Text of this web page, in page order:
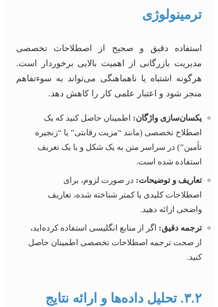
ترمینولوژی
استفاده دقیق و صحیح از اصطلاحات تخصصی
مدیریت بازرگانی از اهمیت بالایی برخوردار است.
هرگونه اشتباه یا ناهماهنگی می‌تواند به سوءتفاهم
منجر شود و اعتبار علمی کار را کاهش دهد.
یکسان‌سازی واژگان: اطمینان حاصل کنید که یک
اصطلاح تخصصی (مانند “مزیت رقابتی” یا “زنجیره
تأمین”) در سراسر متن به یک شکل و با یک تعریف
استفاده شده است.
تعاریف و توضیحات: در صورت لزوم، برای
اصطلاحات کلیدی یا کمتر شناخته شده، تعاریف
واضحی ارائه دهید.
ترجمه دقیق: اگر از منابع انگلیسی استفاده کرده‌اید،
از صحت ترجمه اصطلاحات تخصصی اطمینان حاصل
کنید.
۳.۲. تحلیل داده‌ها و ارائه نتایج